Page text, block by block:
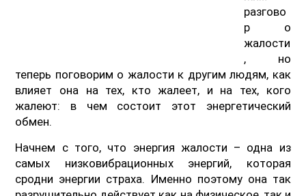
разгово
р о
жалости
, но
теперь поговорим о жалости к другим людям, как
влияет она на тех, кто жалеет, и на тех, кого
жалеют: в чем состоит этот энергетический
обмен.
Начнем с того, что энергия жалости – одна из
самых низковибрационных энергий, которая
сродни энергии страха. Именно поэтому она так